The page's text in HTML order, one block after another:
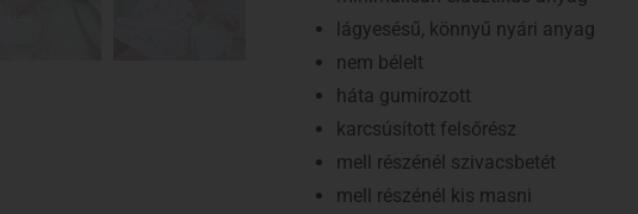
lágyesésű, könnyű nyári anyag
nem bélelt
háta gumírozott
karcsúsított felsőrész
mell részénél szivacsbetét
mell részénél kis masni